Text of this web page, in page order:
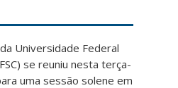
Universidade Federal
se reuniu nesta terça-
uma sessão solene em